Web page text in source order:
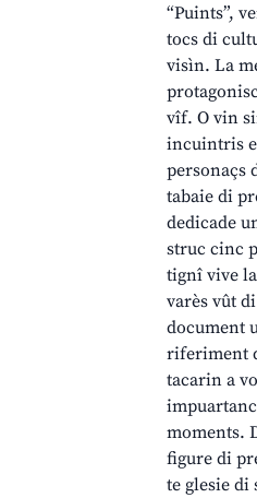
“Puints”,
tocs di
visìn. La
vîf. O vin
incuintris
personaçs
tabaie di
dedicade
struc cinc
tignî vive
varès vût
document
riferiment
tacarin a
moments.
figure di
te glesie di